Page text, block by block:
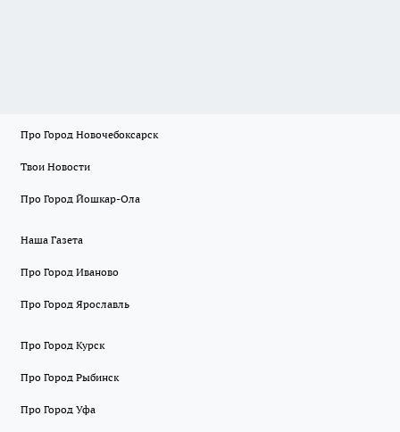
Про Город Новочебоксарск
Твои Новости
Про Город Йошкар-Ола
Наша Газета
Про Город Иваново
Про Город Ярославль
Про Город Курск
Про Город Рыбинск
Про Город Уфа